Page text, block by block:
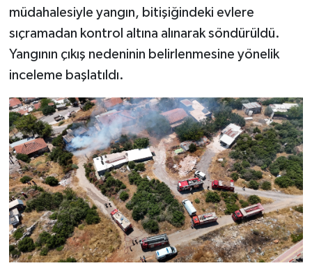
müdahalesiyle yangın, bitişiğindeki evlere
sıçramadan kontrol altına alınarak söndürüldü.
Yangının çıkış nedeninin belirlenmesine yönelik
inceleme başlatıldı.